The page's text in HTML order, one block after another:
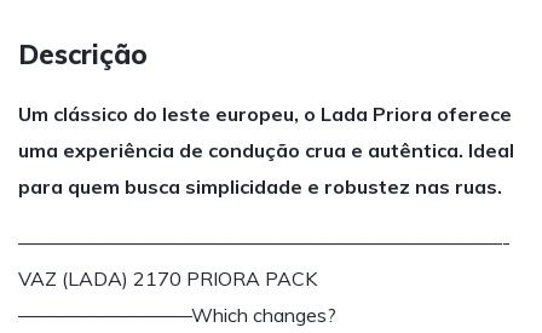
Descrição
Um clássico do leste europeu, o Lada Priora oferece
uma experiência de condução crua e autêntica. Ideal
para quem busca simplicidade e robustez nas ruas.
—————————————————————————-
VAZ (LADA) 2170 PRIORA PACK
—————————Which changes?